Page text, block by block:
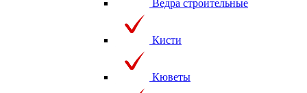
Ведра строительные
Кисти
Кюветы